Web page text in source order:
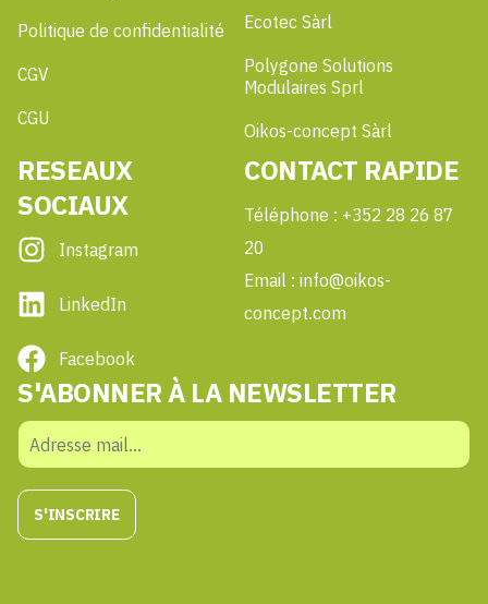
Politique de confidentialité
CGV
CGU
Ecotec Sàrl
Polygone Solutions
Modulaires Sprl
Oikos-concept Sàrl
RESEAUX
SOCIAUX
Instagram
LinkedIn
Facebook
CONTACT RAPIDE
Téléphone : +352 28 26 87
20
Email : info@oikos-
concept.com
S'ABONNER À LA NEWSLETTER
S'INSCRIRE